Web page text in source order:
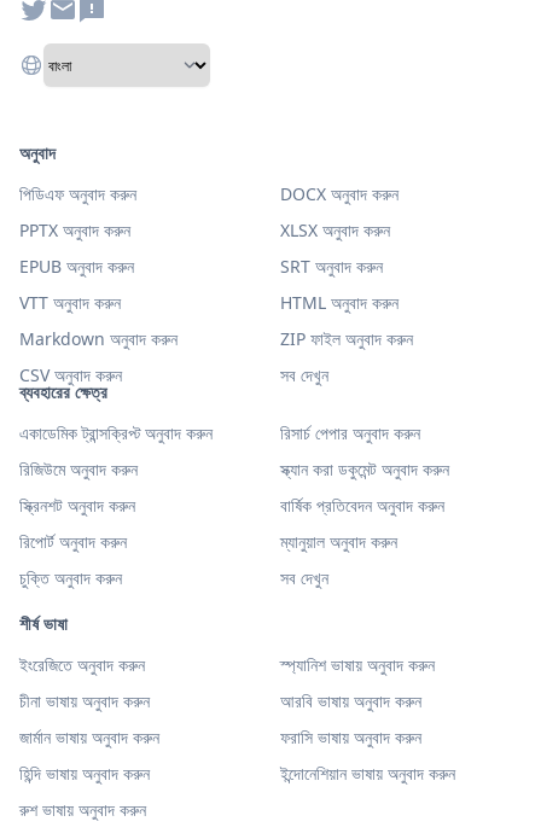
ব্যবহারের ক্ষেত্র
একাডেমিক ট্রান্সক্রিপ্ট অনুবাদ করুন
রিসার্চ পেপার অনুবাদ করুন
রিজিউমে অনুবাদ করুন
স্ক্যান করা ডকুমেন্ট অনুবাদ করুন
স্ক্রিনশট অনুবাদ করুন
বার্ষিক প্রতিবেদন অনুবাদ করুন
রিপোর্ট অনুবাদ করুন
ম্যানুয়াল অনুবাদ করুন
চুক্তি অনুবাদ করুন
সব দেখুন
শীর্ষ ভাষা
ইংরেজিতে অনুবাদ করুন
স্প্যানিশ ভাষায় অনুবাদ করুন
চীনা ভাষায় অনুবাদ করুন
আরবি ভাষায় অনুবাদ করুন
জার্মান ভাষায় অনুবাদ করুন
ফরাসি ভাষায় অনুবাদ করুন
হিন্দি ভাষায় অনুবাদ করুন
ইন্দোনেশিয়ান ভাষায় অনুবাদ করুন
রুশ ভাষায় অনুবাদ করুন
অনুবাদ
পিডিএফ অনুবাদ করুন
DOCX অনুবাদ করুন
PPTX অনুবাদ করুন
XLSX অনুবাদ করুন
EPUB অনুবাদ করুন
SRT অনুবাদ করুন
VTT অনুবাদ করুন
HTML অনুবাদ করুন
Markdown অনুবাদ করুন
ZIP ফাইল অনুবাদ করুন
CSV অনুবাদ করুন
সব দেখুন